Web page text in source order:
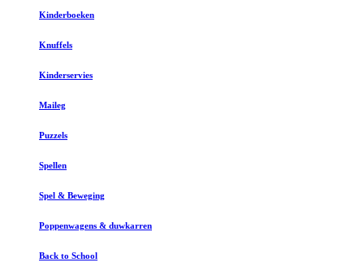
Kinderboeken
Knuffels
Kinderservies
Maileg
Puzzels
Spellen
Spel & Beweging
Poppenwagens & duwkarren
Back to School